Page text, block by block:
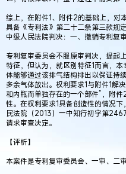
综上，在附件1、附件2的基础上，对
具备《专利法》第二十二条第三款规
中级人民法院判决：一、撤销专利复
专利复审委员会不服原审判决，提起
特征，但认为，就区别特征1而言，
体能够通过该排气结构排出以保证持
多余气体放出。权利要求1与附件1解
和内瓶而单独存在的一个部件”，附
性。在权利要求1具备创造性的情况
民法院（2013）一中知行初字第
请求审查决定。
【评析】
本案件是专利复审委员会、一审、二